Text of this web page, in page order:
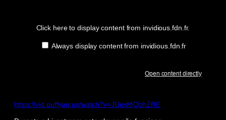
Click here to display content from invidious.fdn.fr.
Always display content from invidious.fdn.fr
Open content directly
https://vid.puffyan.us/watch?v=JUesMQbhZRE